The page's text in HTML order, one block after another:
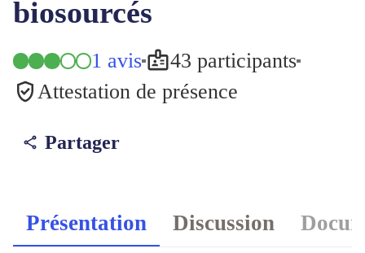
biosourcés
1 avis
43 participants
Attestation de présence
Partager
Présentation Discussion